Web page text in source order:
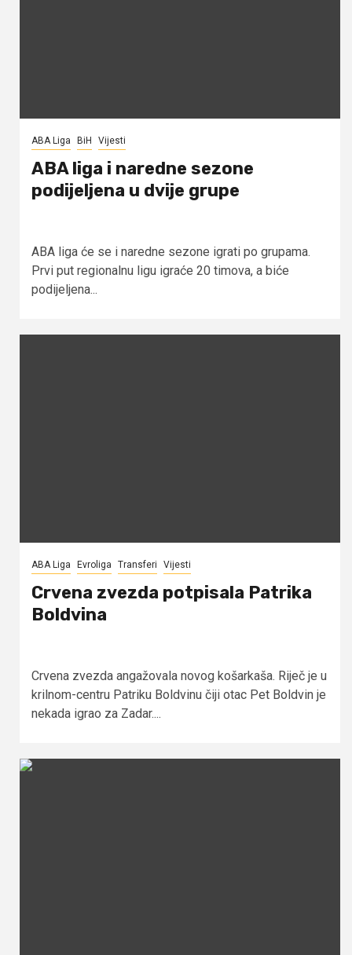
ABA Liga BiH Vijesti
ABA liga i naredne sezone
podijeljena u dvije grupe
ABA liga će se i naredne sezone igrati po grupama.
Prvi put regionalnu ligu igraće 20 timova, a biće
podijeljena...
ABA Liga Evroliga Transferi Vijesti
Crvena zvezda potpisala Patrika
Boldvina
Crvena zvezda angažovala novog košarkaša. Riječ je u
krilnom-centru Patriku Boldvinu čiji otac Pet Boldvin je
nekada igrao za Zadar....